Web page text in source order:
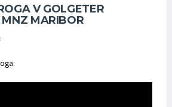
V GOLGETER
MNZ MARIBOR